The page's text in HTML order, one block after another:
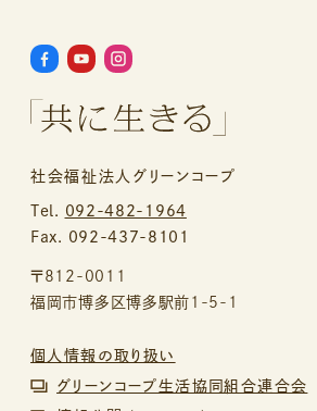
社会福祉法人グリーンコープ
Tel.
092-482-1964
Fax. 092-437-8101
〒812-0011
福岡市博多区博多駅前1-5-1
個人情報の取り扱い
グリーンコープ生活協同組合連合会